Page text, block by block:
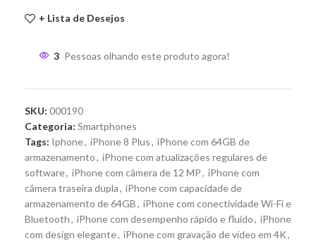
+ Lista de Desejos
3 Pessoas olhando este produto agora!
SKU: 000190
Categoria: Smartphones
Tags: Iphone, iPhone 8 Plus, iPhone com 64GB de
armazenamento, iPhone com atualizações regulares de
software, iPhone com câmera de 12 MP, iPhone com
câmera traseira dupla, iPhone com capacidade de
armazenamento de 64GB, iPhone com conectividade Wi-Fi e
Bluetooth, iPhone com desempenho rápido e fluído, iPhone
com design elegante, iPhone com gravação de vídeo em 4K,